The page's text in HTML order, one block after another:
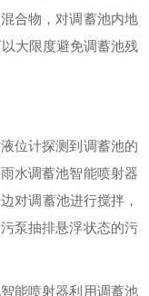
合物，对调蓄池内地
大限度避免调蓄池残
位计探测到调蓄池的
水调蓄池智能喷射器
对调蓄池进行搅拌，
泵抽排悬浮状态的污
能喷射器利用调蓄池